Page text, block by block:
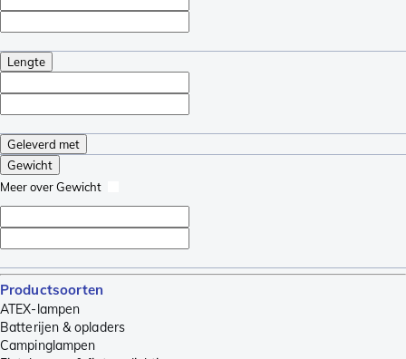
Lengte
Geleverd met
Gewicht
Meer over Gewicht
Productsoorten
ATEX-lampen
Batterijen & opladers
Campinglampen